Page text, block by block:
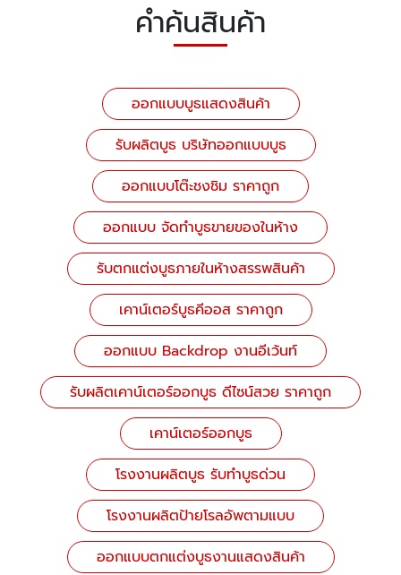
คำค้นสินค้า
ออกแบบบูธแสดงสินค้า
รับผลิตบูธ บริษัทออกแบบบูธ
ออกแบบโต๊ะชงชิม ราคาถูก
ออกแบบ จัดทำบูธขายของในห้าง
รับตกแต่งบูธภายในห้างสรรพสินค้า
เคาน์เตอร์บูธคีออส ราคาถูก
ออกแบบ Backdrop งานอีเว้นท์
รับผลิตเคาน์เตอร์ออกบูธ ดีไซน์สวย ราคาถูก
เคาน์เตอร์ออกบูธ
โรงงานผลิตบูธ รับทำบูธด่วน
โรงงานผลิตป้ายโรลอัพตามแบบ
ออกแบบตกแต่งบูธงานแสดงสินค้า